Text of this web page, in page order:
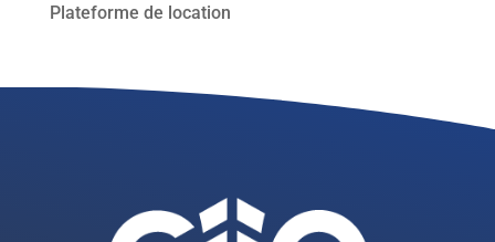
Plateforme de location